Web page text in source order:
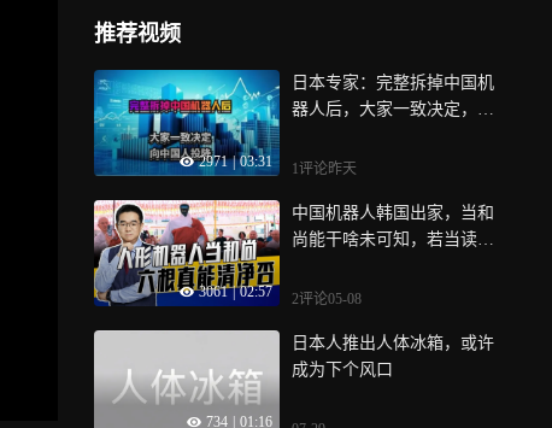
推荐视频
2971 | 03:31
日本专家：完整拆掉中国机
器人后，大家一致决定，向
1评论昨天
3061 | 02:57
中国机器人韩国出家，当和
尚能干啥未可知，若当读经
2评论05-08
734 01:16
日本人推出人体冰箱，或许
成为下个风口